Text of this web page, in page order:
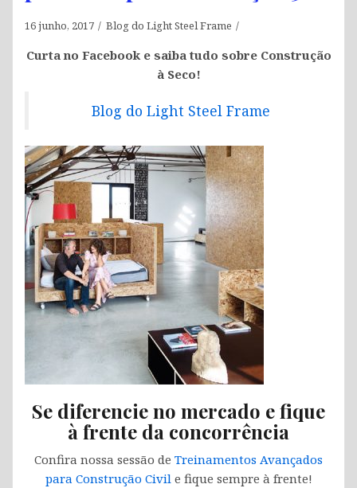
16 junho, 2017 Blog do Light Steel Frame
Curta no Facebook e saiba tudo sobre Construção
à Seco!
Blog do Light Steel Frame
Se diferencie no mercado e fique
à frente da concorrência
Confira nossa sessão de Treinamentos Avançados
para Construção Civile fique sempre à frente!